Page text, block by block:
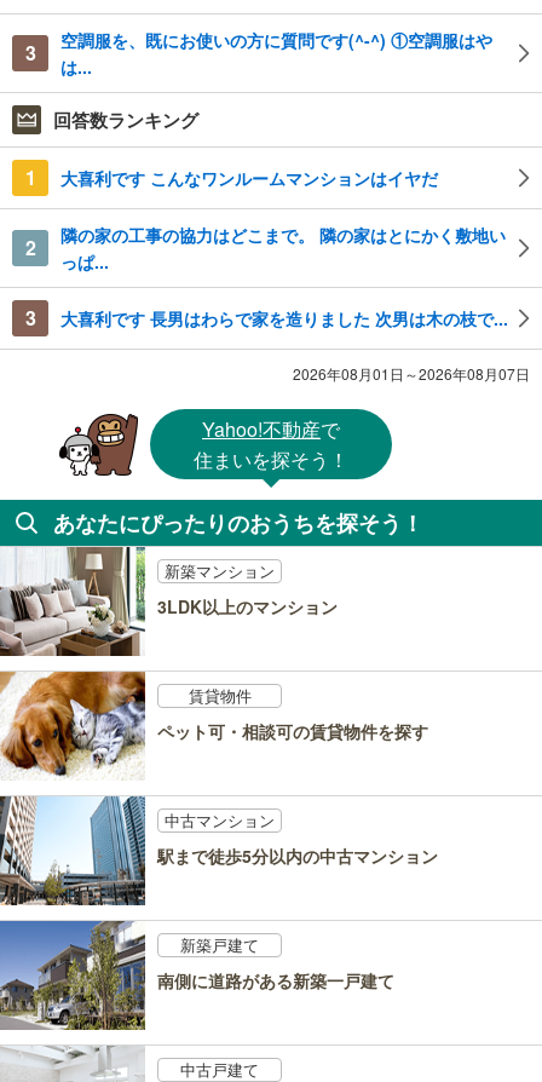
3
空調服を、既にお使いの方に質問です(^-^) ①空調服はや
は...
回答数ランキング
1 大喜利です こんなワンルームマンションはイヤだ
2
隣の家の工事の協力はどこまで。 隣の家はとにかく敷地い
っぱ...
3 大喜利です 長男はわらで家を造りました 次男は木の枝で...
2026年08月01日～2026年08月07日
Yahoo!不動産で
住まいを探そう！
あなたにぴったりのおうちを探そう！
新築マンション
3LDK以上のマンション
賃貸物件
ペット可・相談可の賃貸物件を探す
中古マンション
駅まで徒歩5分以内の中古マンション
新築戸建て
南側に道路がある新築一戸建て
中古戸建て